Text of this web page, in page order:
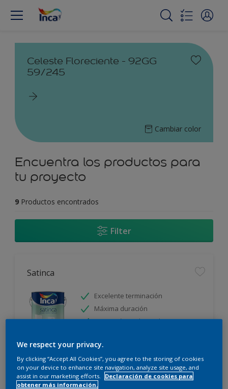
Celeste Floreciente - 92GG
59/245
Cambiar color
Encuentra los productos para
tu proyecto
9 Productos encontrados
Filter
Satinca
Excelente terminación
Máxima duración
Protección prolongada
Sólo disponible en tienda
We respect your privacy.
By clicking “Accept All Cookies”, you agree to the storing of cookies
on your device to enhance site navigation, analyze site usage, and
assist in our marketing efforts.
Declaración de cookies para
obtener más información.